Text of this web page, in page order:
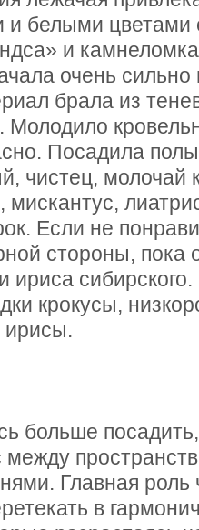
и белыми цветами
и
очень сильно
брала из
Молодило
Посадила
чистец, молочай
мискантус,
Если не
стороны, пока
ириса
крокусы,
ирисы.
больше
между
Главная роль
в